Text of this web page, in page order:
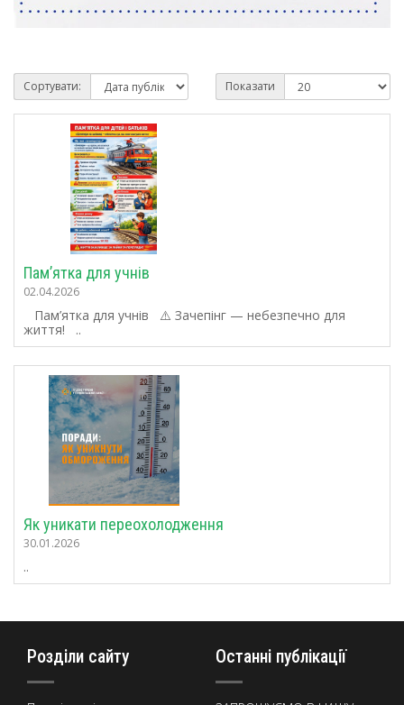
Сортувати: Показати
Пам’ятка для учнів
02.04.2026
Пам’ятка для учнів ⚠️ Зачепінг — небезпечно для
життя! ..
Як уникати переохолодження
30.01.2026
..
Розділи сайту Останні публікації